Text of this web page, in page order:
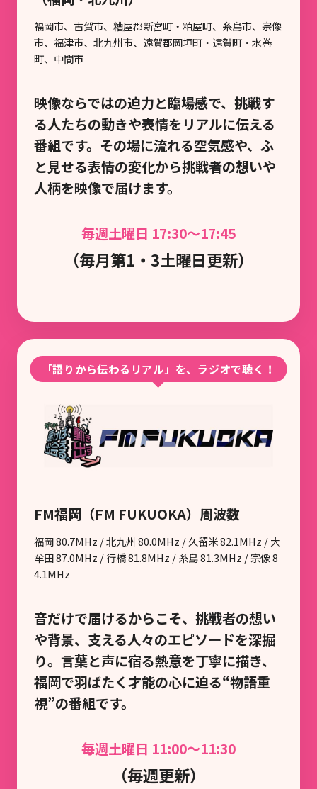
福岡市、古賀市、糟屋郡新宮町・粕屋町、糸島市、宗像
市、福津市、北九州市、遠賀郡岡垣町・遠賀町・水巻
町、中間市
映像ならではの迫力と臨場感で、挑戦す
る人たちの動きや表情をリアルに伝える
番組です。その場に流れる空気感や、ふ
と見せる表情の変化から挑戦者の想いや
人柄を映像で届けます。
毎週土曜日 17:30～17:45
（毎月第1・3土曜日更新）
「語りから伝わるリアル」を、ラジオで聴く！
FM福岡（FM FUKUOKA）周波数
福岡 80.7MHz / 北九州 80.0MHz / 久留米 82.1MHz / 大
牟田 87.0MHz / 行橋 81.8MHz / 糸島 81.3MHz / 宗像 8
4.1MHz
音だけで届けるからこそ、挑戦者の想い
や背景、支える人々のエピソードを深掘
り。言葉と声に宿る熱意を丁寧に描き、
福岡で羽ばたく才能の心に迫る“物語重
視”の番組です。
毎週土曜日 11:00～11:30
（毎週更新）